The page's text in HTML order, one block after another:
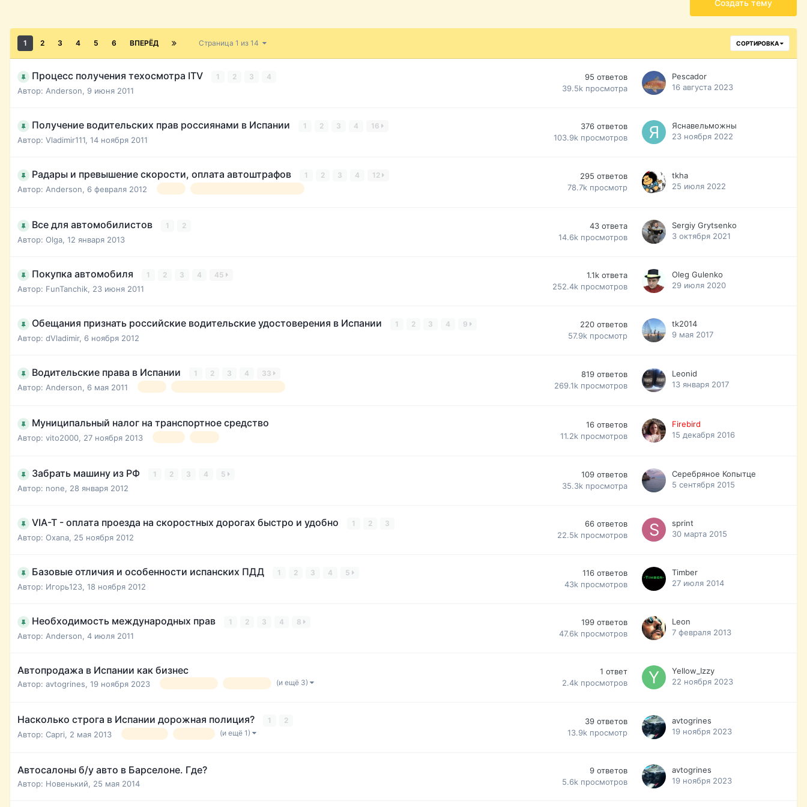
Создать тему
СОРТИРОВКА
1 2 3 4 5 6 ВПЕРЁД Страница 1 из 14
Процесс получения техосмотра ITV 1 2 3 4
Автор: Anderson, 9 июня 2011
95 ответов
39.5k просмотра
Pescador
16 августа 2023
Получение водительских прав россиянами в Испании 1 2 3 4 16
Автор: Vladimir111, 14 ноября 2011
376 ответов
103.9k просмотров
Яснавельможны
23 ноября 2022
Радары и превышение скорости, оплата автоштрафов 1 2 3 4 12
Автор: Anderson, 6 февраля 2012
295 ответов
78.7k просмотр
tkha
25 июля 2022
Все для автомобилистов 1 2
Автор: Olga, 12 января 2013
43 ответа
14.6k просмотров
Sergiy Grytsenko
3 октября 2021
Покупка автомобиля 1 2 3 4 45
Автор: FunTanchik, 23 июня 2011
1.1k ответа
252.4k просмотров
Oleg Gulenko
29 июля 2020
Обещания признать российские водительские удостоверения в Испании 1 2 3 4 9
Автор: dVladimir, 6 ноября 2012
220 ответов
57.9k просмотр
tk2014
9 мая 2017
Водительские права в Испании 1 2 3 4 33
Автор: Anderson, 6 мая 2011
819 ответов
269.1k просмотров
Leonid
13 января 2017
Муниципальный налог на транспортное средство
Автор: vito2000, 27 ноября 2013
16 ответов
11.2k просмотров
Firebird
15 декабря 2016
Забрать машину из РФ 1 2 3 4 5
Автор: none, 28 января 2012
109 ответов
35.3k просмотра
Серебряное Копытце
5 сентября 2015
VIA-T - оплата проезда на скоростных дорогах быстро и удобно 1 2 3
Автор: Oxana, 25 ноября 2012
66 ответов
22.5k просмотров
sprint
30 марта 2015
Базовые отличия и особенности испанских ПДД 1 2 3 4 5
Автор: Игорь123, 18 ноября 2012
116 ответов
43k просмотров
Timber
27 июля 2014
Необходимость международных прав 1 2 3 4 8
Автор: Anderson, 4 июля 2011
199 ответов
47.6k просмотров
Leon
7 февраля 2013
Автопродажа в Испании как бизнес
Автор: avtogrines, 19 ноября 2023 (и ещё 3)
1 ответ
2.4k просмотров
Yellow_Izzy
22 ноября 2023
Насколько строга в Испании дорожная полиция? 1 2
Автор: Capri, 2 мая 2013 (и ещё 1)
39 ответов
13.9k просмотр
avtogrines
19 ноября 2023
Автосалоны б/у авто в Барселоне. Где?
Автор: Новенький, 25 мая 2014
9 ответов
5.6k просмотров
avtogrines
19 ноября 2023